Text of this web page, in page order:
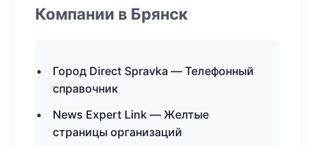
Компании в Брянск
Город Direct Spravka — Телефонный
справочник
News Expert Link — Желтые
страницы организаций